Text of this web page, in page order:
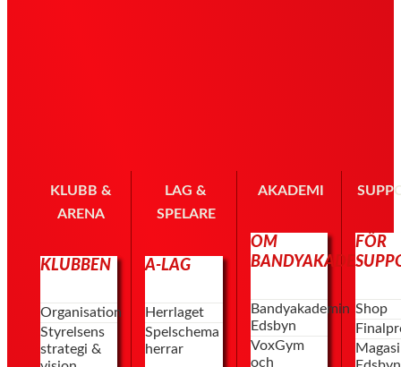
KLUBB &
ARENA
KLUBBEN
Organisation
Styrelsens
strategi &
LAG &
SPELARE
A-LAG
Herrlaget
Spelschema
herrar
AKADEMI
OM
BANDYAKADEMIN
Bandyakademin
Edsbyn
VoxGym
och
FÖR
Shop